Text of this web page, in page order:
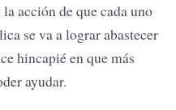
acción de que cada uno
se va a lograr abastecer
hincapié en que más
ayudar.